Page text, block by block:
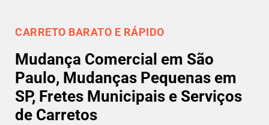
CARRETO BARATO E RÁPIDO
Mudança Comercial em São
Paulo, Mudanças Pequenas em
SP, Fretes Municipais e Serviços
de Carretos